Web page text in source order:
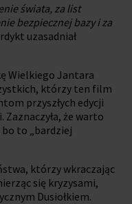
świata, za list
bezpiecznej bazy i za
uzasadniał
Wielkiego Jantara
którzy ten film
przyszłych edycji
że warto
to „bardziej
którzy wkraczając
się kryzysami,
Dusiołkiem.